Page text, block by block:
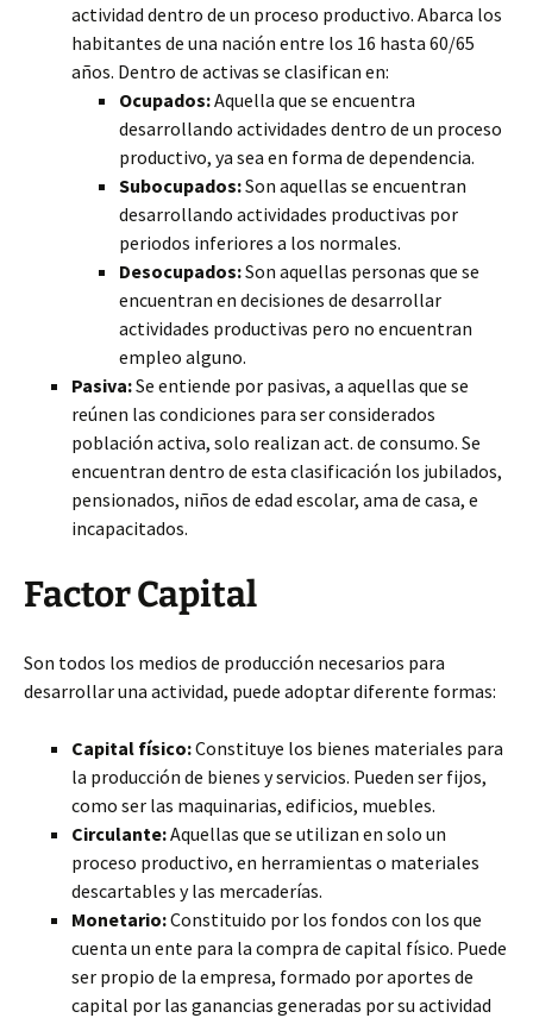
actividad dentro de un proceso productivo. Abarca los
habitantes de una nación entre los 16 hasta 60/65
años. Dentro de activas se clasifican en:
Ocupados:Aquella que se encuentra
desarrollando actividades dentro de un proceso
productivo, ya sea en forma de dependencia.
Subocupados:Son aquellas se encuentran
desarrollando actividades productivas por
periodos inferiores a los normales.
Desocupados:Son aquellas personas que se
encuentran en decisiones de desarrollar
actividades productivas pero no encuentran
empleo alguno.
Pasiva:Se entiende por pasivas, a aquellas que se
reúnen las condiciones para ser considerados
población activa, solo realizan act. de consumo. Se
encuentran dentro de esta clasificación los jubilados,
pensionados, niños de edad escolar, ama de casa, e
incapacitados.
Factor Capital
Son todos los medios de producción necesarios para
desarrollar una actividad, puede adoptar diferente formas:
Capital físico:Constituye los bienes materiales para
la producción de bienes y servicios. Pueden ser fijos,
como ser las maquinarias, edificios, muebles.
Circulante:Aquellas que se utilizan en solo un
proceso productivo, en herramientas o materiales
descartables y las mercaderías.
Monetario:Constituido por los fondos con los que
cuenta un ente para la compra de capital físico. Puede
ser propio de la empresa, formado por aportes de
capital por las ganancias generadas por su actividad